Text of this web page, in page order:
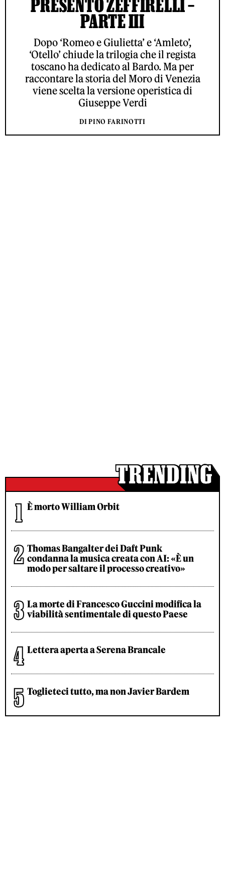
PRESENTO ZEFFIRELLI –
PARTE III
Dopo ‘Romeo e Giulietta’ e ‘Amleto’,
‘Otello’ chiude la trilogia che il regista
toscano ha dedicato al Bardo. Ma per
raccontare la storia del Moro di Venezia
viene scelta la versione operistica di
Giuseppe Verdi
DI PINO FARINOTTI
È morto William Orbit
Thomas Bangalter dei Daft Punk
condanna la musica creata con AI: «È un
modo per saltare il processo creativo»
La morte di Francesco Guccini modifica la
viabilità sentimentale di questo Paese
Lettera aperta a Serena Brancale
Toglieteci tutto, ma non Javier Bardem